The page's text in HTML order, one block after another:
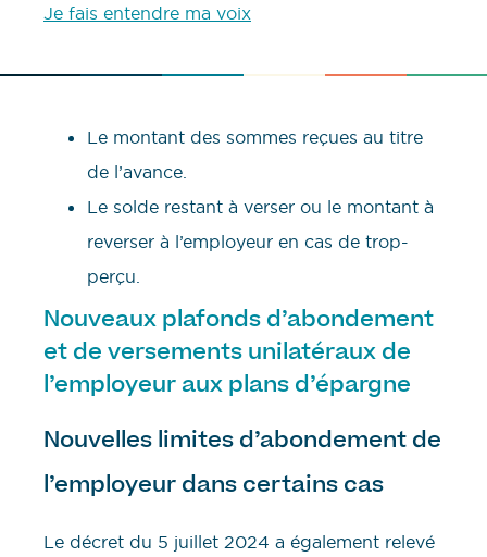
Je fais entendre ma voix
Le montant des sommes reçues au titre
de l’avance.
Le solde restant à verser ou le montant à
reverser à l’employeur en cas de trop-
perçu.
Nouveaux plafonds d’abondement
et de versements unilatéraux de
l’employeur aux plans d’épargne
Nouvelles limites d’abondement de
l’employeur dans certains cas
Le décret du 5 juillet 2024 a également relevé